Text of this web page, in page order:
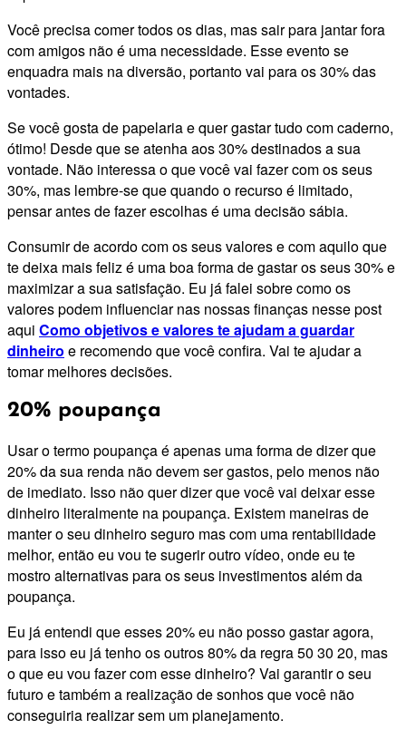
Você precisa comer todos os dias, mas sair para jantar fora
com amigos não é uma necessidade. Esse evento se
enquadra mais na diversão, portanto vai para os 30% das
vontades.
Se você gosta de papelaria e quer gastar tudo com caderno,
ótimo! Desde que se atenha aos 30% destinados a sua
vontade. Não interessa o que você vai fazer com os seus
30%, mas lembre-se que quando o recurso é limitado,
pensar antes de fazer escolhas é uma decisão sábia.
Consumir de acordo com os seus valores e com aquilo que
te deixa mais feliz é uma boa forma de gastar os seus 30% e
maximizar a sua satisfação. Eu já falei sobre como os
valores podem influenciar nas nossas finanças nesse post
aqui Como objetivos e valores te ajudam a guardar
dinheiro e recomendo que você confira. Vai te ajudar a
tomar melhores decisões.
20% poupança
Usar o termo poupança é apenas uma forma de dizer que
20% da sua renda não devem ser gastos, pelo menos não
de imediato. Isso não quer dizer que você vai deixar esse
dinheiro literalmente na poupança. Existem maneiras de
manter o seu dinheiro seguro mas com uma rentabilidade
melhor, então eu vou te sugerir outro vídeo, onde eu te
mostro alternativas para os seus investimentos além da
poupança.
Eu já entendi que esses 20% eu não posso gastar agora,
para isso eu já tenho os outros 80% da regra 50 30 20, mas
o que eu vou fazer com esse dinheiro? Vai garantir o seu
futuro e também a realização de sonhos que você não
conseguiria realizar sem um planejamento.